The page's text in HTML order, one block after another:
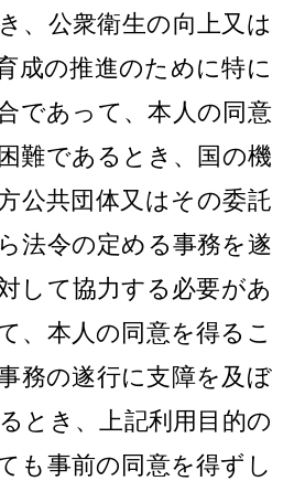
、公衆衛生の向上又は
成の推進のために特に
であって、本人の同意
難であるとき、国の機
公共団体又はその委託
法令の定める事務を遂
して協力する必要があ
、本人の同意を得るこ
務の遂行に支障を及ぼ
とき、上記利用目的の
も事前の同意を得ずし